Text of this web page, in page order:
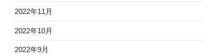
2022年11月
2022年10月
2022年9月